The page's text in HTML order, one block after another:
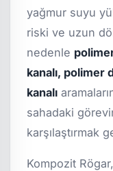
yağmur suyu
riski ve uzun
nedenle
kanalı, polimer
kanalı
sahadaki
karşılaştırmak
Kompozit